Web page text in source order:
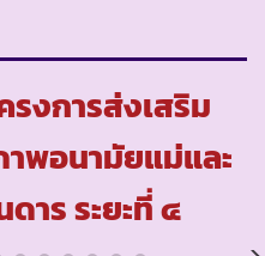
รงการส่งเสริม
พอนามัยแม่และ
าร ระยะที่ ๔